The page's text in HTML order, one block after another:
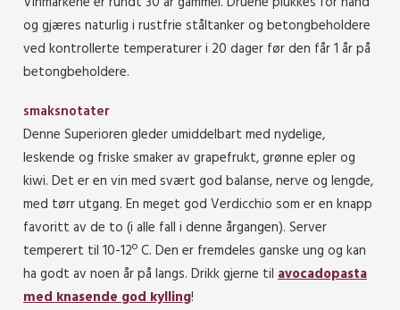
og gjæres naturlig i rustfrie ståltanker og betongbeholdere
ved kontrollerte temperaturer i 20 dager før den får 1 år på
betongbeholdere.
smaksnotater
Denne Superioren gleder umiddelbart med nydelige,
leskende og friske smaker av grapefrukt, grønne epler og
kiwi. Det er en vin med svært god balanse, nerve og lengde,
med tørr utgang. En meget god Verdicchio som er en knapp
favoritt av de to (i alle fall i denne årgangen). Server
temperert til 10-12º C. Den er fremdeles ganske ung og kan
ha godt av noen år på langs. Drikk gjerne til avocadopasta
med knasende god kylling!